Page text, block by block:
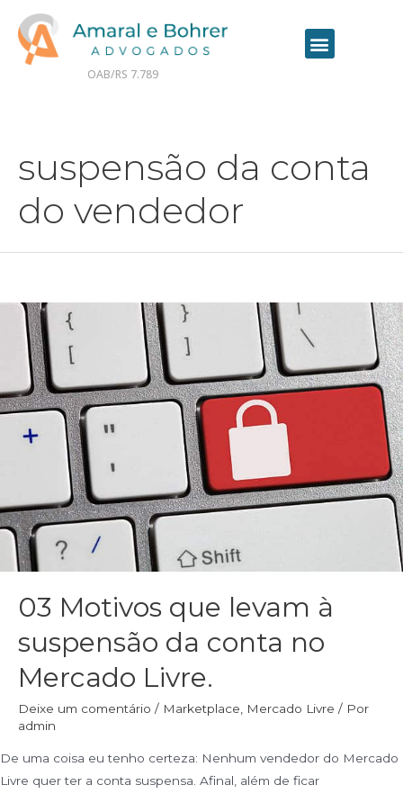
OAB/RS 7.789
suspensão da conta
do vendedor
03 Motivos que levam à
suspensão da conta no
Mercado Livre.
Deixe um comentário / Marketplace Mercado Livre / Por
admin
De uma coisa eu tenho certeza: Nenhum vendedor do Mercado
Livre quer ter a conta suspensa. Afinal, além de ficar